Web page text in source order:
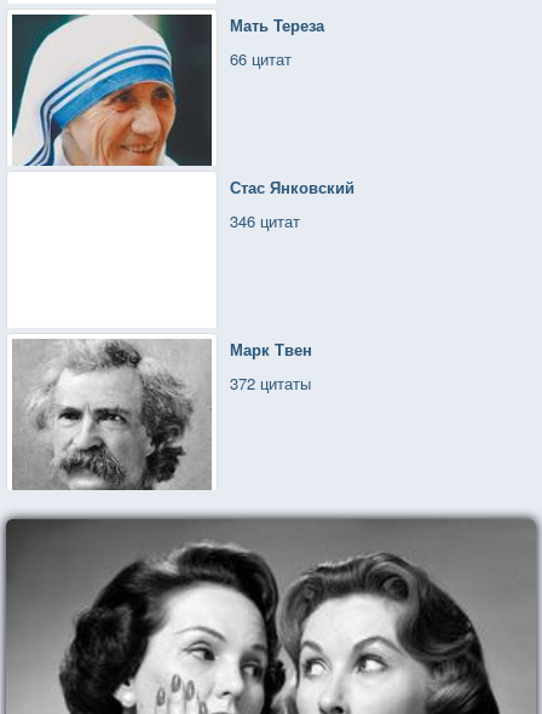
Мать Тереза
66 цитат
Стас Янковский
346 цитат
Марк Твен
372 цитаты